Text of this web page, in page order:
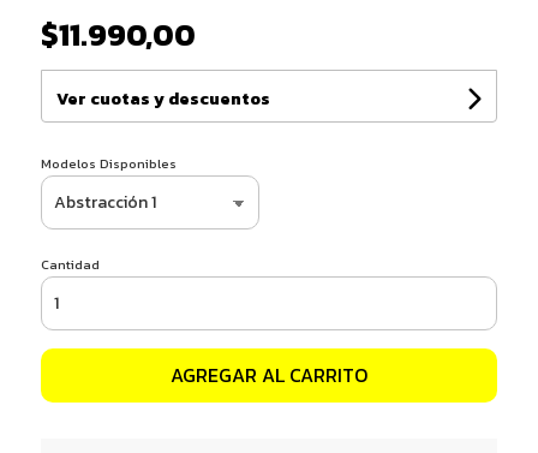
$11.990,00
Ver cuotas y descuentos
Modelos Disponibles
Cantidad
AGREGAR AL CARRITO